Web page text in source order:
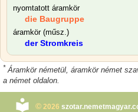
nyomtatott áramkör
die Baugruppe
áramkör (műsz.)
der Stromkreis
* Áramkör németül, áramkör német
a német oldalon.
© 2026